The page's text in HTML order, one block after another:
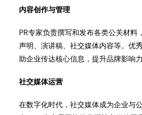
内容创作与管理
PR专家负责撰写和发布各类公关材料
声明、演讲稿、社交媒体内容等。优
助企业传达核心信息，提升品牌影响力
社交媒体运营
在数字化时代，社交媒体成为企业与